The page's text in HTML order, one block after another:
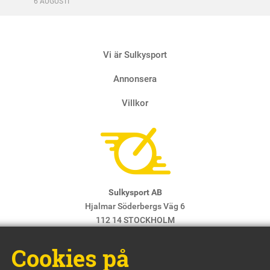
Vi är Sulkysport
Annonsera
Villkor
Sulkysport AB
Hjalmar Söderbergs Väg 6
112 14 STOCKHOLM
Chefredaktör & ansvarig utgivare:
Cookies på